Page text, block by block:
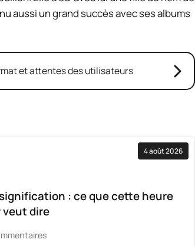
aussi un grand succès avec ses albums
et attentes des utilisateurs
4 août 2026
signification : ce que cette heure
veut dire